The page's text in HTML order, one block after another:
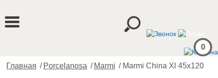
0
Главная / Porcelanosa / Marmi / Marmi China Xl 45x120